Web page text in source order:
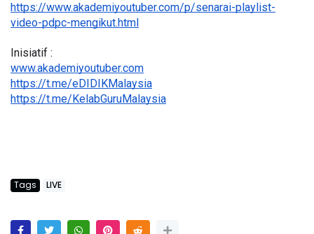
https://www.akademiyoutuber.com/p/senarai-playlist-
video-pdpc-mengikut.html
Inisiatif :
www.akademiyoutuber.com
https://t.me/eDIDIKMalaysia
https://t.me/KelabGuruMalaysia
Tags LIVE